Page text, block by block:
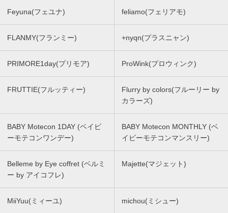
Feyuna(フェユナ) feliamo(フェリアモ)
FLANMY(フランミー) +nyqn(プラスニャン)
PRIMORE1day(プリモア) ProWink(プロウィンク)
FRUTTIE(フルッティー)
Flurry by colors(フルーリー by
カラーズ)
BABY Motecon 1DAY (ベイビ
ーモテコンワンデー)
BABY Motecon MONTHLY (ベ
イビーモテコンマンスリー)
Belleme by Eye coffret (ベルミ
ー by アイコフレ)
Majette(マジェット)
MiiYuu(ミィーユ) michou(ミシュー)